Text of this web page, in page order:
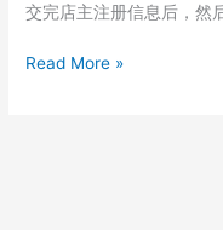
加
店
交完店主注册信息后，然
石
Read More »